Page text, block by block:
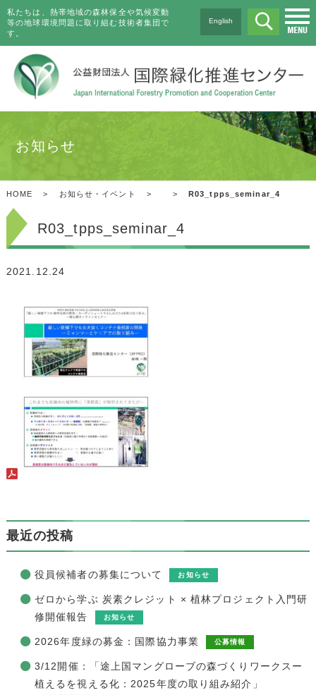
私たちは、熱帯地域の森林保全や気候変動
等の地球環境問題に取り組む技術者集団で
す。
English
お知らせ
HOME > お知らせ・イベント > > R03_tpps_seminar_4
R03_tpps_seminar_4
2021.12.24
最近の投稿
役員候補者の募集について お知らせ
ゼロから学ぶ 炭素クレジット × 植林プロジェクト入門研
修開催報告
お知らせ
2026年度緑の募金：国際協力事業 公募情報
3/12開催：「途上国マングローブの森づくりワークスー
植えるを視える化：2025年度の取り組み紹介」